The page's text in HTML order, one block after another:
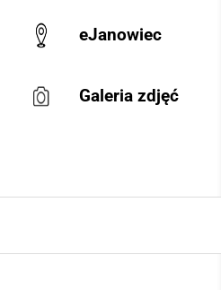
eJanowiec
Galeria zdjęć